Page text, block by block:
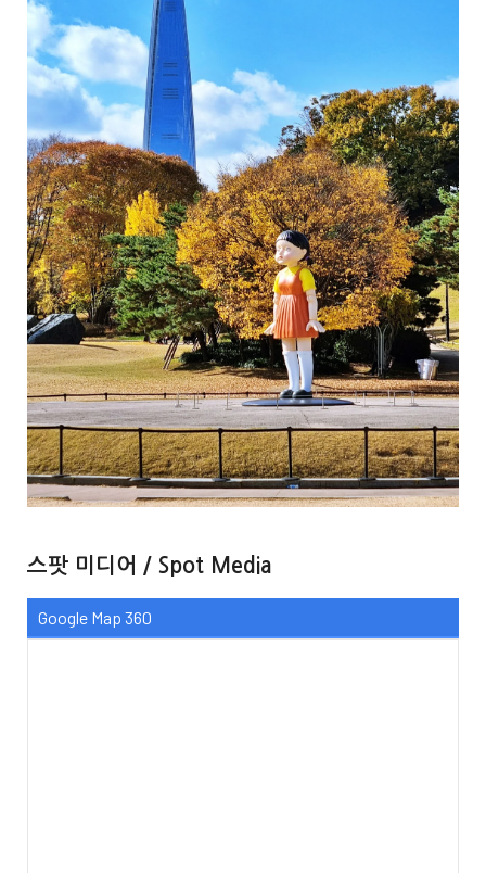
스팟 미디어 / Spot Media
Google Map 360